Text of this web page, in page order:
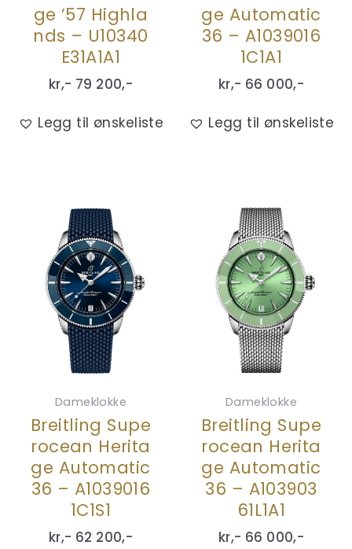
ge ’57 Highla
nds – U10340
E31A1A1
kr,- 79 200,-
Legg til ønskeliste
ge Automatic
36 – A1039016
1C1A1
kr,- 66 000,-
Legg til ønskeliste
Dameklokke
Breitling Supe
rocean Herita
ge Automatic
36 – A1039016
1C1S1
kr,- 62 200,-
Dameklokke
Breitling Supe
rocean Herita
ge Automatic
36 – A103903
61L1A1
kr,- 66 000,-